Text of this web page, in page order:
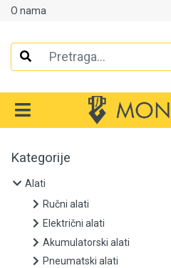
O nama
Alati
Električni alati
Pneumatski alati
Mjerni uređaji
Kategorije
Alati
Ručni alati
Električni alati
Akumulatorski alati
Pneumatski alati